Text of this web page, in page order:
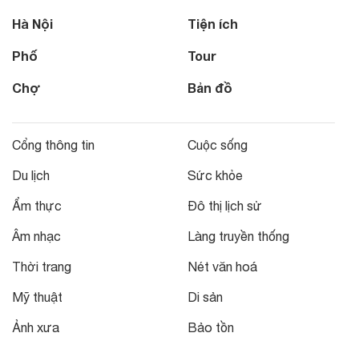
Hà Nội
Phố
Chợ
Tiện ích
Tour
Bản đồ
Cổng thông tin
Du lịch
Ẩm thực
Âm nhạc
Thời trang
Mỹ thuật
Ảnh xưa
Cuộc sống
Sức khỏe
Đô thị lịch sử
Làng truyền thống
Nét văn hoá
Di sản
Bảo tồn